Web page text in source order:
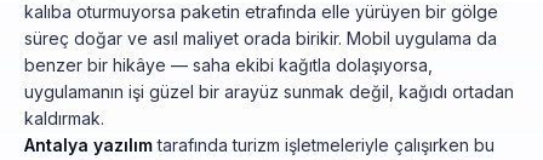
kalıba oturmuyorsa paketin etrafında elle yürüyen bir gölge
süreç doğar ve asıl maliyet orada birikir. Mobil uygulama da
benzer bir hikâye — saha ekibi kağıtla dolaşıyorsa,
uygulamanın işi güzel bir arayüz sunmak değil, kağıdı ortadan
kaldırmak.
Antalya yazılımtarafında turizm işletmeleriyle çalışırken bu